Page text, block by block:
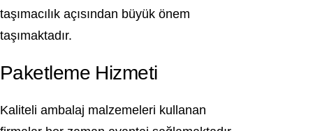
taşımacılık açısından büyük önem
taşımaktadır.
Paketleme Hizmeti
Kaliteli ambalaj malzemeleri kullanan